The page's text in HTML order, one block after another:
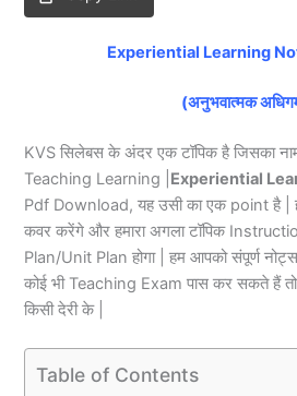
Experiential Learning
(अनुभवात्मक
KVS सिलेबस के अंदर एक टॉपिक है जिसका
Teaching Learning | Experiential
Pdf Download, यह उसी का एक point है
कवर करेंगे और हमारा अगला टॉपिक
Plan/Unit Plan होगा | हम आपको संपूर्ण
कोई भी Teaching Exam पास कर सकते हैं
किसी देरी के |
Table of Contents